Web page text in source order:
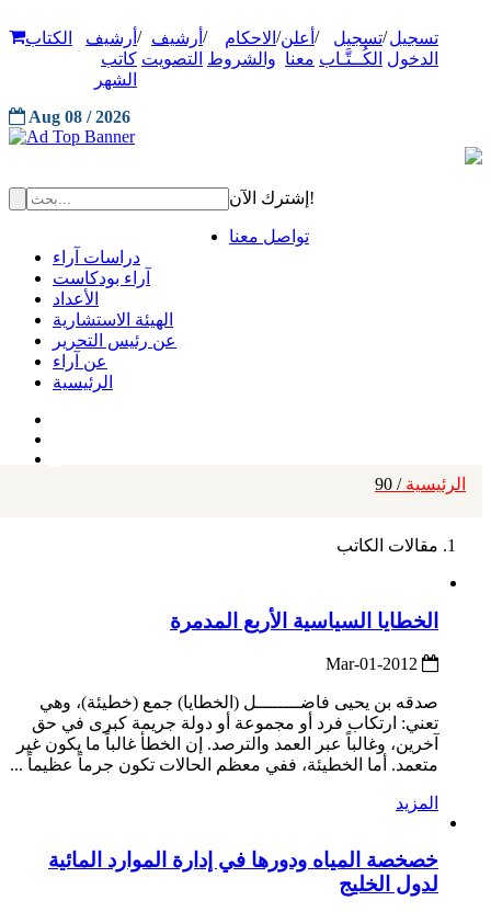
تسجيل
الدخول
/تسجيل
الكُــتَّـاب
/ أعلن
معنا
/ الاحكام
والشروط
/ أرشيف
التصويت
/ أرشيف
كاتب
الشهر
الكتاب
Aug 08 / 2026
إشترك الآن!
تواصل معنا
دراسات آراء
آراء بودكاست
الأعداد
الهيئة الاستشارية
عن رئيس التحرير
عن آراء
الرئيسية
الرئيسية / 90
مقالات الكاتب
الخطايا السياسية الأربع المدمرة
صدقه بن يحيى فاضــــــــل (الخطايا) جمع (خطيئة)، وهي
تعني: ارتكاب فرد أو مجموعة أو دولة جريمة كبرى في حق
آخرين، وغالباً عبر العمد والترصد. إن الخطأ غالباً ما يكون غير
متعمد. أما الخطيئة، ففي معظم الحالات تكون جرماً عظيماً ...
المزيد
خصخصة المياه ودورها في إدارة الموارد المائية
لدول الخليج